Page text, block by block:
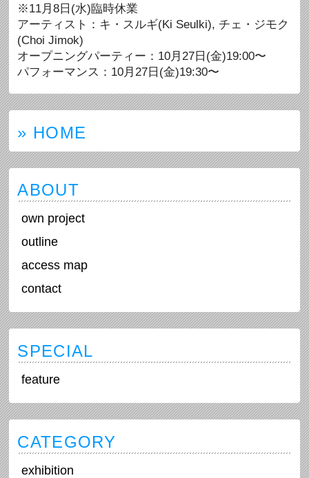
※11月8日(水)臨時休業
アーティスト：キ・スルギ(Ki Seulki), チェ・ジモク
(Choi Jimok)
オープニングパーティー：10月27日(金)19:00〜
パフォーマンス：10月27日(金)19:30〜
» HOME
ABOUT
own project
outline
access map
contact
SPECIAL
feature
CATEGORY
exhibition